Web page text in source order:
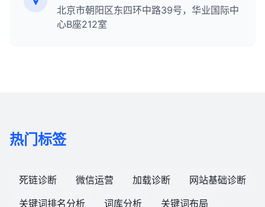
北京市朝阳区东四环中路39号，华业国际中
心B座212室
热门标签
死链诊断 微信运营 加载诊断
网站基础诊断
关键词排名分析
词库分析
关键词布局